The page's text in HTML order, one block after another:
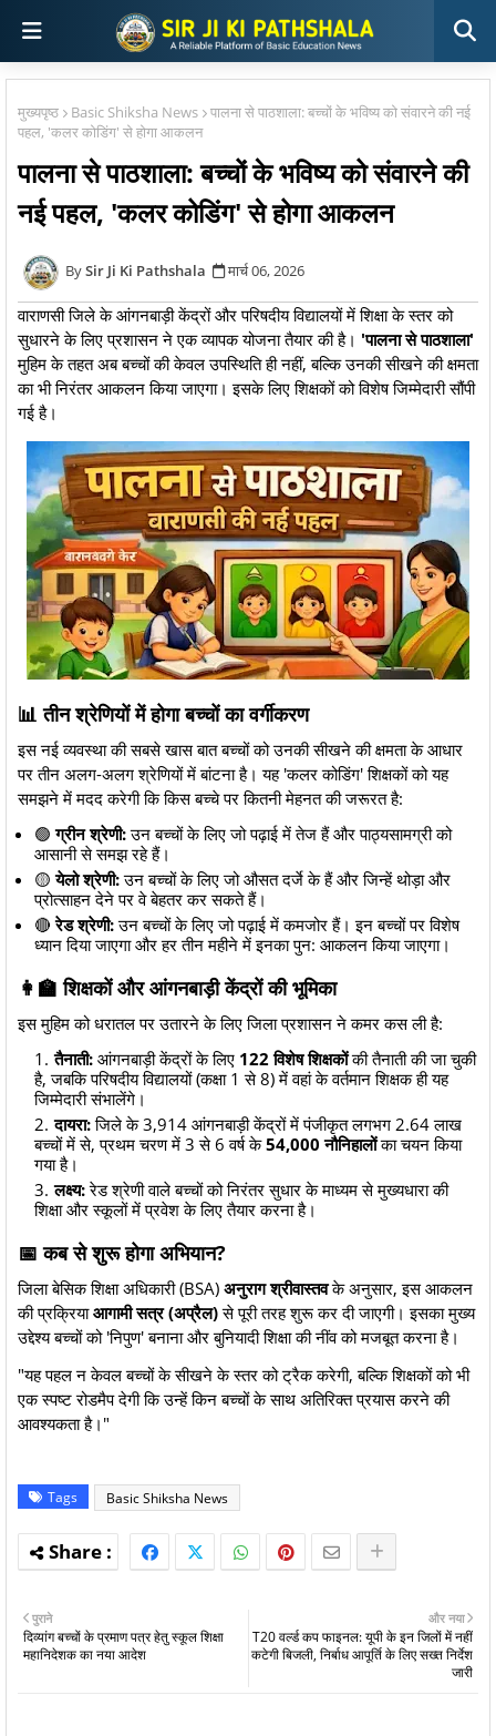
मुख्यपृष्ठ Basic Shiksha News
पालना से पाठशाला: बच्चों के भविष्य को संवारने की नई
पहल, 'कलर कोडिंग' से होगा आकलन
पालना से पाठशाला: बच्चों के भविष्य को संवारने की
नई पहल, 'कलर कोडिंग' से होगा आकलन
Sir Ji Ki Pathshala मार्च 06, 2026
वाराणसी जिले के आंगनबाड़ी केंद्रों और परिषदीय विद्यालयों में शिक्षा के स्तर को
सुधारने के लिए प्रशासन ने एक व्यापक योजना तैयार की है। 'पालना से पाठशाला'
मुहिम के तहत अब बच्चों की केवल उपस्थिति ही नहीं, बल्कि उनकी सीखने की क्षमता
का भी निरंतर आकलन किया जाएगा। इसके लिए शिक्षकों को विशेष जिम्मेदारी सौंपी
गई है।
​📊 तीन श्रेणियों में होगा बच्चों का वर्गीकरण
​इस नई व्यवस्था की सबसे खास बात बच्चों को उनकी सीखने की क्षमता के आधार
पर तीन अलग-अलग श्रेणियों में बांटना है। यह 'कलर कोडिंग' शिक्षकों को यह
समझने में मदद करेगी कि किस बच्चे पर कितनी मेहनत की जरूरत है:
​🟢ग्रीन श्रेणी:उन बच्चों के लिए जो पढ़ाई में तेज हैं और पाठ्यसामग्री को
आसानी से समझ रहे हैं।
​🟡येलो श्रेणी:उन बच्चों के लिए जो औसत दर्जे के हैं और जिन्हें थोड़ा और
प्रोत्साहन देने पर वे बेहतर कर सकते हैं।
​🔴रेड श्रेणी:उन बच्चों के लिए जो पढ़ाई में कमजोर हैं। इन बच्चों पर विशेष
ध्यान दिया जाएगा और हर तीन महीने में इनका पुन: आकलन किया जाएगा।
​👩‍🏫 शिक्षकों और आंगनबाड़ी केंद्रों की भूमिका
​इस मुहिम को धरातल पर उतारने के लिए जिला प्रशासन ने कमर कस ली है:
तैनाती: आंगनबाड़ी केंद्रों के लिए 122 विशेष शिक्षकोंकी तैनाती की जा चुकी
है, जबकि परिषदीय विद्यालयों (कक्षा 1 से 8) में वहां के वर्तमान शिक्षक ही यह
जिम्मेदारी संभालेंगे।
दायरा:जिले के 3,914 आंगनबाड़ी केंद्रों में पंजीकृत लगभग 2.64 लाख
बच्चों में से, प्रथम चरण में 3 से 6 वर्ष के54,000 नौनिहालोंका चयन किया
गया है।
लक्ष्य:रेड श्रेणी वाले बच्चों को निरंतर सुधार के माध्यम से मुख्यधारा की
शिक्षा और स्कूलों में प्रवेश के लिए तैयार करना है।
​📅 कब से शुरू होगा अभियान?
​जिला बेसिक शिक्षा अधिकारी (BSA) अनुराग श्रीवास्तवके अनुसार, इस आकलन
की प्रक्रियाआगामी सत्र (अप्रैल)से पूरी तरह शुरू कर दी जाएगी। इसका मुख्य
उद्देश्य बच्चों को 'निपुण' बनाना और बुनियादी शिक्षा की नींव को मजबूत करना है।
"यह पहल न केवल बच्चों के सीखने के स्तर को ट्रैक करेगी, बल्कि शिक्षकों को भी
एक स्पष्ट रोडमैप देगी कि उन्हें किन बच्चों के साथ अतिरिक्त प्रयास करने की
आवश्यकता है।"
Tags Basic Shiksha News
और नया
T20 वर्ल्ड कप फाइनल: यूपी के इन जिलों में नहीं
कटेगी बिजली, निर्बाध आपूर्ति के लिए सख्त निर्देश
जारी
पुराने
दिव्यांग बच्चों के प्रमाण पत्र हेतु स्कूल शिक्षा
महानिदेशक का नया आदेश